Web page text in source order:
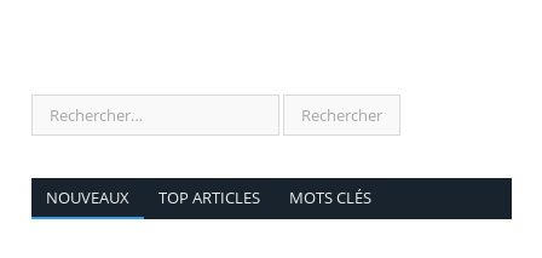
NOUVEAUX TOP ARTICLES MOTS CLÉS